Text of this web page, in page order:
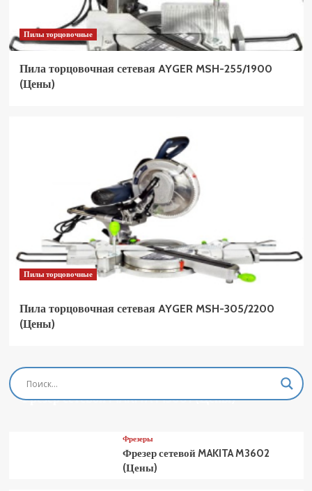
Пилы торцовочные
Пила торцовочная сетевая AYGER MSH-255/1900
(Цены)
Пилы торцовочные
Пила торцовочная сетевая AYGER MSH-305/2200
(Цены)
Фрезеры
Фрезер сетевой MAKITA M3601 (Цены)
Фрезеры
Фрезер сетевой MAKITA M3602
(Цены)